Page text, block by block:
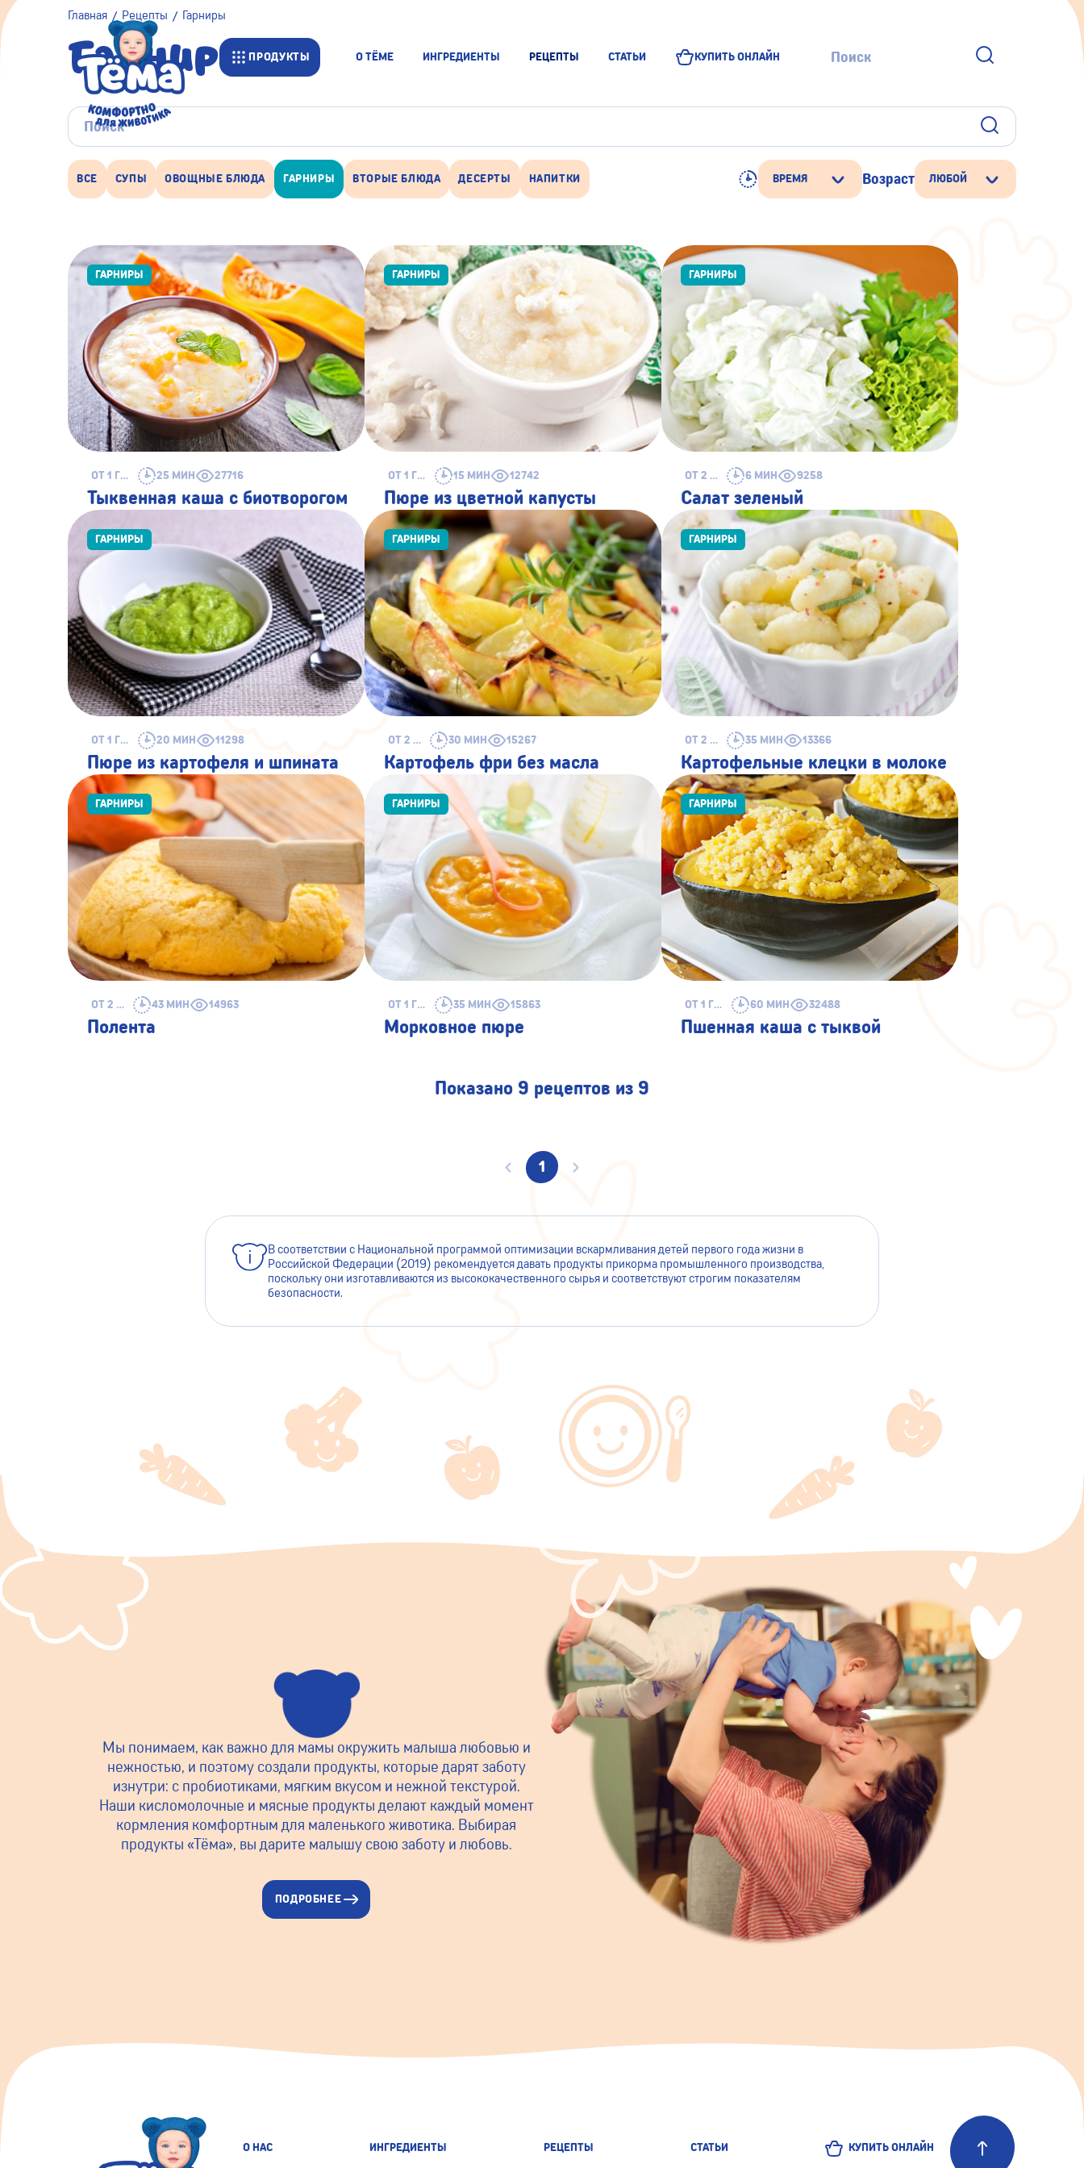
ПРОДУКТЫ О ТЁМЕ ИНГРЕДИЕНТЫ РЕЦЕПТЫ СТАТЬИ КУПИТЬ ОНЛАЙН
Главная Рецепты Гарниры
Гарниры
ВСЕ СУПЫ ОВОЩНЫЕ БЛЮДА ГАРНИРЫ ВТОРЫЕ БЛЮДА ДЕСЕРТЫ НАПИТКИ ВРЕМЯ Возраст ЛЮБОЙ
ГАРНИРЫ
ОТ 1 ГОДА 25 МИН 27716
Тыквенная каша с биотворогом
ГАРНИРЫ
ОТ 1 ГОДА 15 МИН 12742
Пюре из цветной капусты
ГАРНИРЫ
ОТ 2 ЛЕТ 6 МИН 9258
Салат зеленый
ГАРНИРЫ
ОТ 1 ГОДА 20 МИН 11298
Пюре из картофеля и шпината
ГАРНИРЫ
ОТ 2 ЛЕТ 30 МИН 15267
Картофель фри без масла
ГАРНИРЫ
ОТ 2 ЛЕТ 35 МИН 13366
Картофельные клецки в молоке
ГАРНИРЫ
ОТ 2 ЛЕТ 43 МИН 14963
Полента
ГАРНИРЫ
ОТ 1 ГОДА 35 МИН 15863
Морковное пюре
ГАРНИРЫ
ОТ 1 ГОДА 60 МИН 32488
Пшенная каша с тыквой
Показано 9 рецептов из 9
1
В соответствии с Национальной программой оптимизации вскармливания детей первого года жизни в
Российской Федерации (2019) рекомендуется давать продукты прикорма промышленного производства,
поскольку они изготавливаются из высококачественного сырья и соответствуют строгим показателям
безопасности.
Мы понимаем, как важно для мамы окружить малыша любовью и
нежностью, и поэтому создали продукты, которые дарят заботу
изнутри: с пробиотиками, мягким вкусом и нежной текстурой.
Наши кисломолочные и мясные продукты делают каждый момент
кормления комфортным для маленького животика. Выбирая
продукты «Тёма», вы дарите малышу свою заботу и любовь.
ПОДРОБНЕЕ
О НАС ИНГРЕДИЕНТЫ РЕЦЕПТЫ СТАТЬИ КУПИТЬ ОНЛАЙН